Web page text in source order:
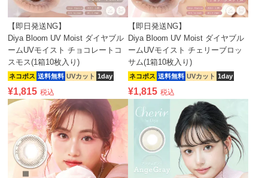
【即日発送NG】
Diya Bloom UV Moist ダイヤブル
ームUVモイスト チョコレートコ
スモス(1箱10枚入り)
ネコポス 送料無料 UVカット 1day
¥1,815 税込
【即日発送NG】
Diya Bloom UV Moist ダイヤブル
ームUVモイスト チェリーブロッ
サム(1箱10枚入り)
ネコポス 送料無料 UVカット 1day
¥1,815 税込